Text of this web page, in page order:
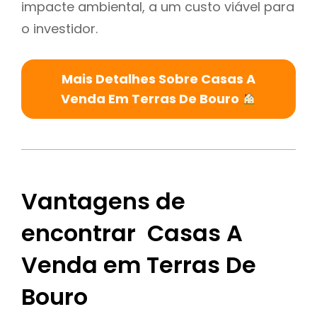
impacte ambiental, a um custo viável para
o investidor.
Mais Detalhes Sobre Casas A
Venda Em Terras De Bouro
Vantagens de
encontrar Casas A
Venda em Terras De
Bouro